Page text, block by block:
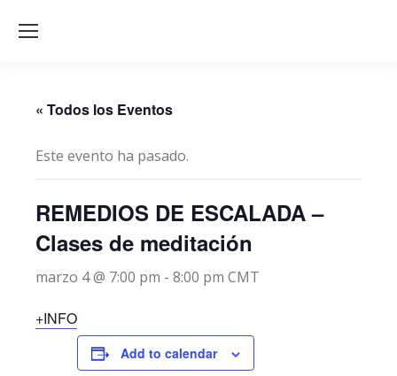
« Todos los Eventos
Este evento ha pasado.
REMEDIOS DE ESCALADA –
Clases de meditación
marzo 4 @ 7:00 pm - 8:00 pm CMT
+INFO
Add to calendar